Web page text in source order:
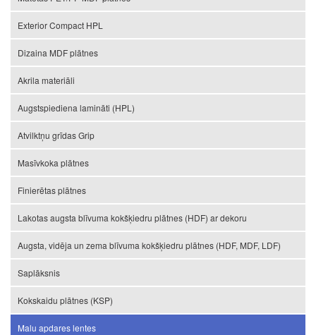
Exterior Compact HPL
Dizaina MDF plātnes
Akrila materiāli
Augstspiediena lamināti (HPL)
Atvilktņu grīdas Grip
Masīvkoka plātnes
Finierētas plātnes
Lakotas augsta blīvuma kokšķiedru plātnes (HDF) ar dekoru
Augsta, vidēja un zema blīvuma kokšķiedru plātnes (HDF, MDF, LDF)
Saplāksnis
Kokskaidu plātnes (KSP)
Malu apdares lentes